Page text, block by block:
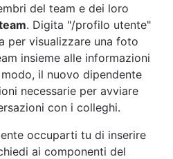
del team e dei loro
. Digita "/profilo utente"
per visualizzare una foto
insieme alle informazioni
il nuovo dipendente
necessarie per avviare
con i colleghi.
occuparti tu di inserire
ai componenti del